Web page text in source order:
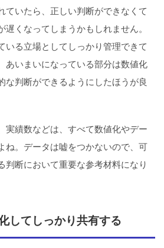
ていたら、正しい判断ができなくて
くなってしまうかもしれません。
いる立場としてしっかり管理できて
あいまいになっている部分は数値化
な判断ができるようにしたほうが良
実績数などは、すべて数値化やデー
ね。データは嘘をつかないので、可
判断において重要な参考材料になり
してしっかり共有する